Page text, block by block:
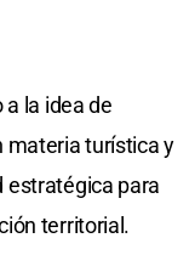
a la idea de
materia turística y
estratégica para
territorial.